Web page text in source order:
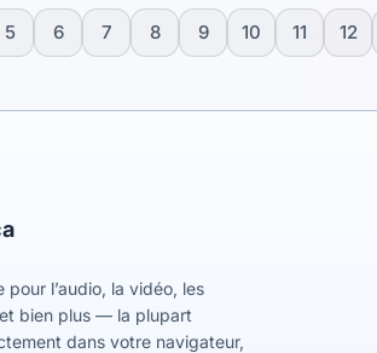
5 6 7 8 9 10 11 12
pour l’audio, la vidéo, les
bien plus — la plupart
dans votre navigateur,